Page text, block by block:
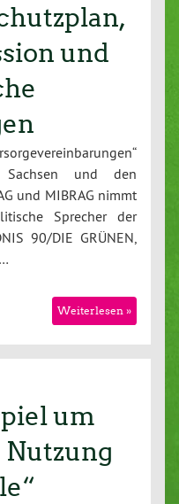
und
Sachsen und den
und MIBRAG nimmt
Sprecher der
90/DIE GRÜNEN,
Weiterlesen »
um